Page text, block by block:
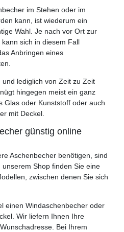
im Stehen oder im
kann, ist wiederum ein
Wahl. Je nach vor Ort zur
sich in diesem Fall
Anbringen eines
lediglich von Zeit zu Zeit
hingegen meist ein ganz
Glas oder Kunststoff oder auch
mit Deckel.
günstig online
Aschenbecher benötigen, sind
Shop finden Sie eine
zwischen denen Sie sich
einen Windaschenbecher oder
Wir liefern Ihnen Ihre
Bei Ihrem